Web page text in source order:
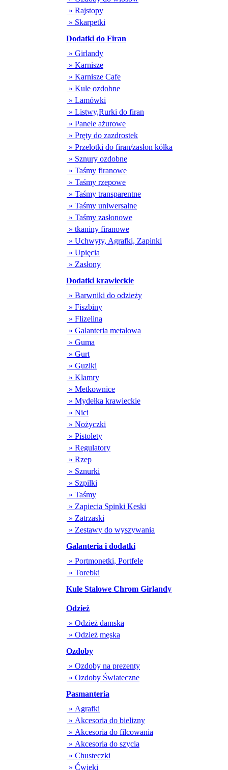
» Rajstopy
» Skarpetki
Dodatki do Firan
» Girlandy
» Karnisze
» Karnisze Cafe
» Kule ozdobne
» Lamówki
» Listwy,Rurki do firan
» Panele ażurowe
» Pręty do zazdrostek
» Przelotki do firan/zasłon kółka
» Sznury ozdobne
» Taśmy firanowe
» Taśmy rzepowe
» Taśmy transparentne
» Taśmy uniwersalne
» Taśmy zasłonowe
» tkaniny firanowe
» Uchwyty, Agrafki, Zapinki
» Upięcia
» Zasłony
Dodatki krawieckie
» Barwniki do odzieży
» Fiszbiny
» Flizelina
» Galanteria metalowa
» Guma
» Gurt
» Guziki
» Klamry
» Metkownice
» Mydełka krawieckie
» Nici
» Nożyczki
» Pistolety
» Regulatory
» Rzep
» Sznurki
» Szpilki
» Taśmy
» Zapiecia Spinki Keski
» Zatrzaski
» Zestawy do wyszywania
Galanteria i dodatki
» Portmonetki, Portfele
» Torebki
Kule Stalowe Chrom Girlandy
Odzież
» Odzież damska
» Odzież męska
Ozdoby
» Ozdoby na prezenty
» Ozdoby Świateczne
Pasmanteria
» Agrafki
» Akcesoria do bielizny
» Akcesoria do filcowania
» Akcesoria do szycia
» Chusteczki
» Ćwieki